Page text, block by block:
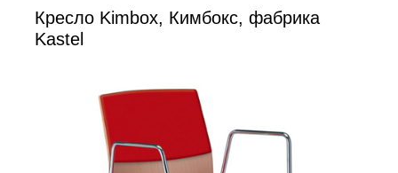
Кресло Kimbox, Кимбокс, фабрика
Kastel